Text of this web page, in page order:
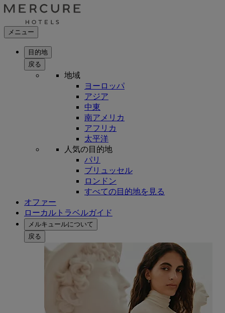
メニュー
目的地
戻る
地域
ヨーロッパ
アジア
中東
南アメリカ
アフリカ
太平洋
人気の目的地
パリ
ブリュッセル
ロンドン
すべての目的地を見る
オファー
ローカルトラベルガイド
メルキュールについて
戻る